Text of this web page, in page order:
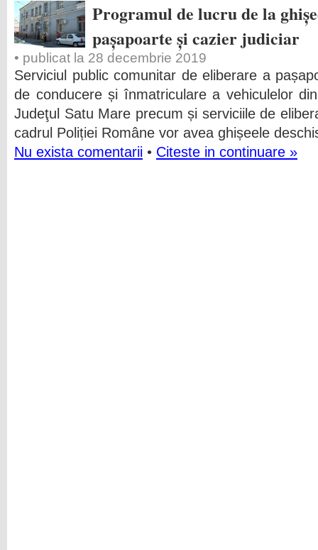
Programul de lucru de la
pașapoarte și cazier judiciar
• publicat la 28 decembrie 2019
Serviciul public comunitar de eliberare a
de conducere și înmatriculare a vehiculelor
Judeţul Satu Mare precum și serviciile de
cadrul Poliției Române vor avea ghișeele
Nu exista comentarii • Citeste in continuare »